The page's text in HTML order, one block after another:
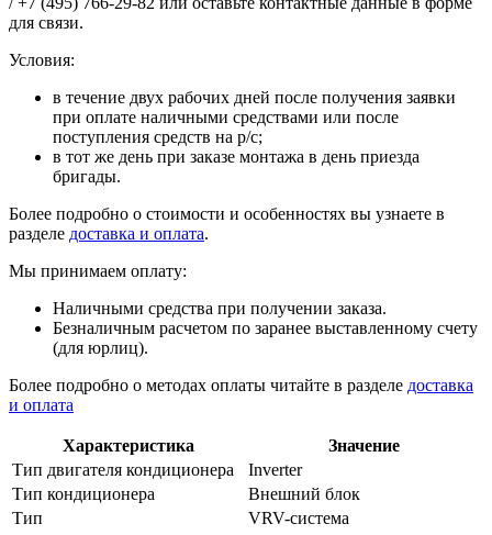
для связи.
Условия:
в течение двух рабочих дней после получения заявки
при оплате наличными средствами или после
поступления средств на р/с;
в тот же день при заказе монтажа в день приезда
бригады.
Более подробно о стоимости и особенностях вы узнаете в
разделе доставка и оплата.
Мы принимаем оплату:
Наличными средства при получении заказа.
Безналичным расчетом по заранее выставленному счету
(для юрлиц).
Более подробно о методах оплаты читайте в разделе доставка
и оплата
Характеристика
Значение
Тип двигателя кондиционера
Inverter
Тип кондиционера
Внешний блок
Тип
VRV-система